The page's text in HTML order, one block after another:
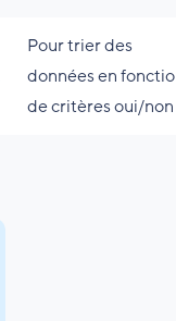
Pour trier des
données en
de critères oui/non